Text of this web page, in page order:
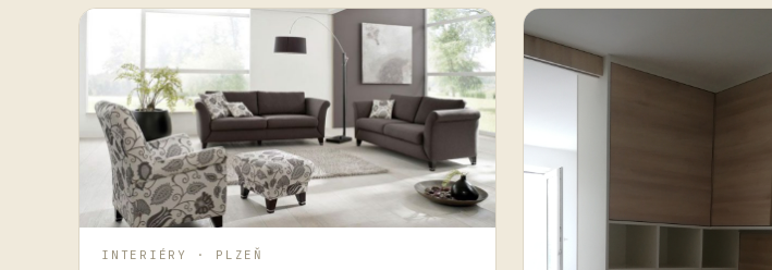
INTERIÉRY · PLZEŇ